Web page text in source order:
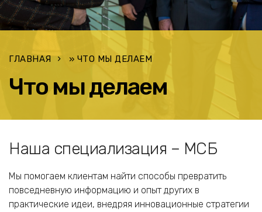
ГЛАВНАЯ » ЧТО МЫ ДЕЛАЕМ
Что мы делаем
Наша специализация – МСБ
Мы помогаем клиентам найти способы превратить
повседневную информацию и опыт других в
практические идеи, внедряя инновационные стратегии